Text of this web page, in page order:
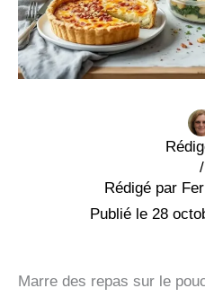
/
28
Marre des repas sur le